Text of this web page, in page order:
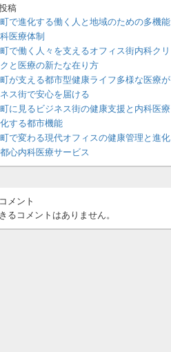
稿
で進化する働く人と地域のための多機能
医療体制
で働く人々を支えるオフィス街内科クリ
と医療の新たな在り方
が支える都市型健康ライフ多様な医療が
ス街で安心を届ける
に見るビジネス街の健康支援と内科医療
する都市機能
で変わる現代オフィスの健康管理と進化
心内科医療サービス
メント
るコメントはありません。